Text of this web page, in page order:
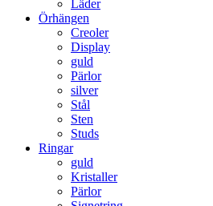
Läder
Örhängen
Creoler
Display
guld
Pärlor
silver
Stål
Sten
Studs
Ringar
guld
Kristaller
Pärlor